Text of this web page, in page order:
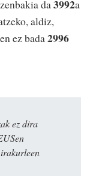
da3992a
aldiz,
ez bada2996
ez dira